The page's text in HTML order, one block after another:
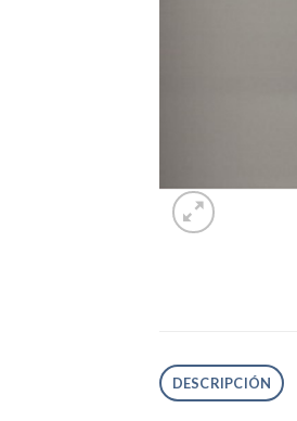
DESCRIPCIÓN